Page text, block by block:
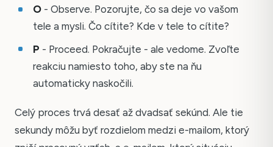
O- Observe. Pozorujte, čo sa deje vo vašom
tele a mysli. Čo cítite? Kde v tele to cítite?
P - Proceed. Pokračujte - ale vedome. Zvoľte
reakciu namiesto toho, aby ste na ňu
automaticky naskočili.
Celý proces trvá desať až dvadsať sekúnd. Ale tie
sekundy môžu byť rozdielom medzi e-mailom, ktorý